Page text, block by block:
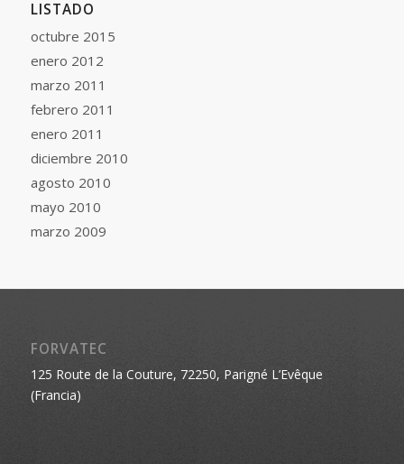
LISTADO
octubre 2015
enero 2012
marzo 2011
febrero 2011
enero 2011
diciembre 2010
agosto 2010
mayo 2010
marzo 2009
FORVATEC
125 Route de la Couture, 72250, Parigné L’Evêque
(Francia)